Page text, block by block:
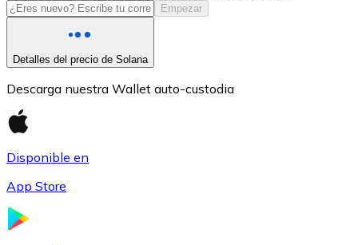
Empezar
Detalles del precio de Solana
Descarga nuestra Wallet auto-custodia
Disponible en
App Store